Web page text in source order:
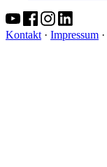
Kontakt · Impressum ·